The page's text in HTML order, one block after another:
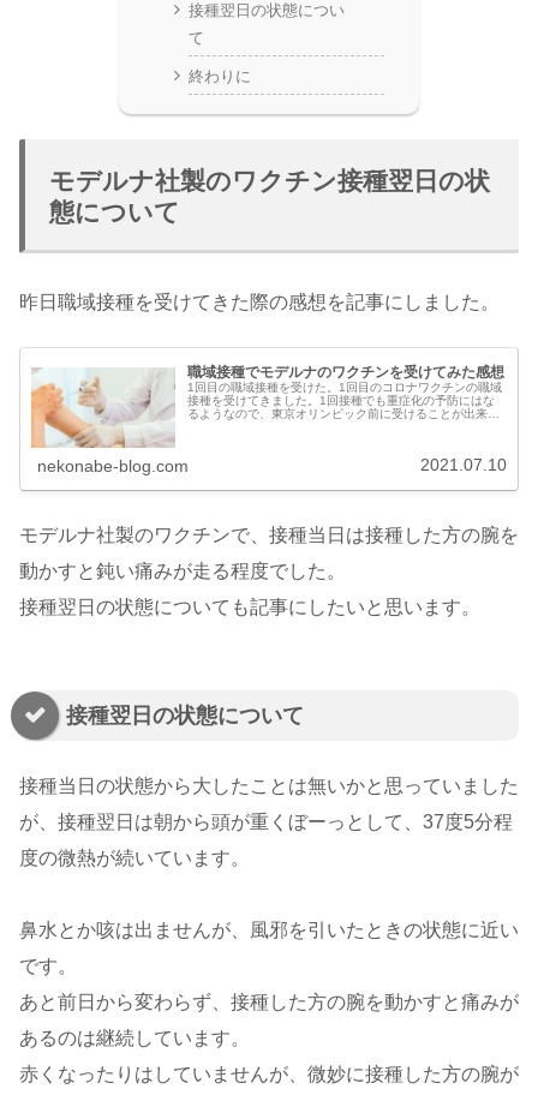
接種翌日の状態につい
て
終わりに
モデルナ社製のワクチン接種翌日の状
態について
昨日職域接種を受けてきた際の感想を記事にしました。
職域接種でモデルナのワクチンを受けてみた感想
1回目の職域接種を受けた。1回目のコロナワクチンの職域
接種を受けてきました。1回接種でも重症化の予防にはな
るようなので、東京オリンピック前に受けることが出来て
nekonabe-blog.com 2021.07.10
モデルナ社製のワクチンで、接種当日は接種した方の腕を
動かすと鈍い痛みが走る程度でした。
接種翌日の状態についても記事にしたいと思います。
接種翌日の状態について
接種当日の状態から大したことは無いかと思っていました
が、接種翌日は朝から頭が重くぼーっとして、37度5分程
度の微熱が続いています。
鼻水とか咳は出ませんが、風邪を引いたときの状態に近い
です。
あと前日から変わらず、接種した方の腕を動かすと痛みが
あるのは継続しています。
赤くなったりはしていませんが、微妙に接種した方の腕が